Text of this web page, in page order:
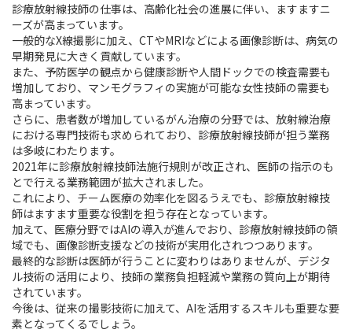
診療放射線技師の仕事は、高齢化社会の進展に伴い、ますますニ
ーズが高まっています。
一般的なX線撮影に加え、CTやMRIなどによる画像診断は、病気の
早期発見に大きく貢献しています。
また、予防医学の観点から健康診断や人間ドックでの検査需要も
増加しており、マンモグラフィの実施が可能な女性技師の需要も
高まっています。
さらに、患者数が増加しているがん治療の分野では、放射線治療
における専門技術も求められており、診療放射線技師が担う業務
は多岐にわたります。
2021年に診療放射線技師法施行規則が改正され、医師の指示のも
とで行える業務範囲が拡大されました。
これにより、チーム医療の効率化を図るうえでも、診療放射線技
師はますます重要な役割を担う存在となっています。
加えて、医療分野ではAIの導入が進んでおり、診療放射線技師の領
域でも、画像診断支援などの技術が実用化されつつあります。
最終的な診断は医師が行うことに変わりはありませんが、デジタ
ル技術の活用により、技師の業務負担軽減や業務の質向上が期待
されています。
今後は、従来の撮影技術に加えて、AIを活用するスキルも重要な要
素となってくるでしょう。